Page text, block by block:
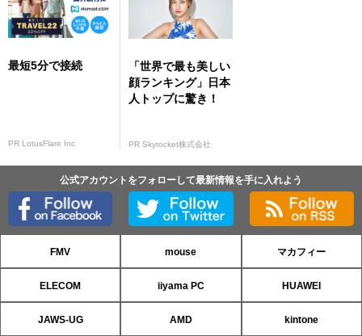
最短5分で接続
PR LotusFlare Inc
「世界で最も美しい
顔ランキング」日本
人トップに驚き！
PR Skyrocket株式会社
公式アカウントをフォローして最新情報を手に入れよう
FMV mouse マカフィー
ELECOM iiyama PC HUAWEI
JAWS-UG AMD kintone